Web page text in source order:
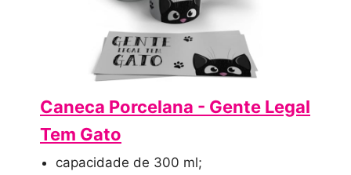
Caneca Porcelana - Gente Legal
Tem Gato
capacidade de 300 ml;